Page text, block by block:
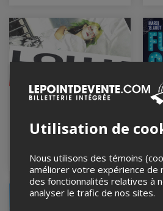
LOU K + CHENIER @
Montréal
18 août 2026, 20h00
Montréal, QC
QC
Utilisation de
Nous utilisons des témoins
améliorer votre expérience de
des fonctionnalités relatives à
analyser le trafic de nos sites.